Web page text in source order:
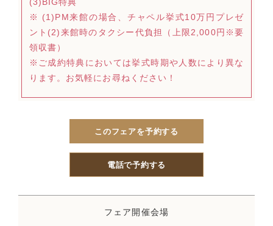
(3)BIG特典
※ (1)PM来館の場合、チャペル挙式10万円プレゼ
ント(2)来館時のタクシー代負担（上限2,000円※要
領収書）
※ご成約特典においては挙式時期や人数により異な
ります。お気軽にお尋ねください！
このフェアを予約する
電話で予約する
フェア開催会場